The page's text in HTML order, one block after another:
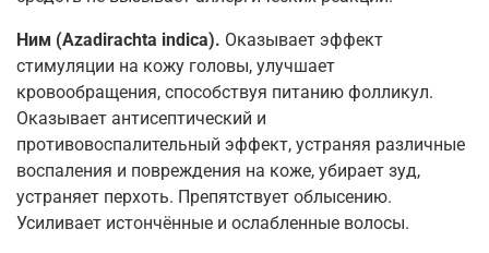
Ним (Azadirachta indica). Оказывает эффект
стимуляции на кожу головы, улучшает
кровообращения, способствуя питанию фолликул.
Оказывает антисептический и
противовоспалительный эффект, устраняя различные
воспаления и повреждения на коже, убирает зуд,
устраняет перхоть. Препятствует облысению.
Усиливает истончённые и ослабленные волосы.